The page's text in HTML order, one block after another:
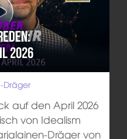
2026
Dräger
auf den April 2026
von Idealism
Dräger von